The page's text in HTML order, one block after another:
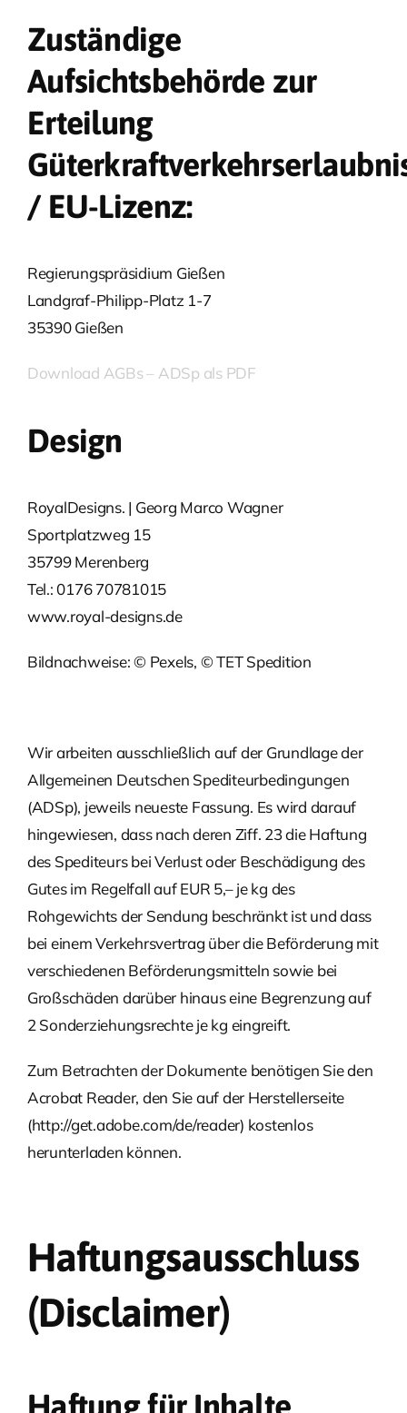
Zuständige
Aufsichtsbehörde zur
Erteilung
/ EU-Lizenz:
Regierungspräsidium Gießen
Landgraf-Philipp-Platz 1-7
35390 Gießen
Download AGBs – ADSp als PDF
Design
RoyalDesigns. | Georg Marco Wagner
Sportplatzweg 15
35799 Merenberg
Tel.: 0176 70781015
www.royal-designs.de
Bildnachweise: © Pexels, © TET Spedition
Wir arbeiten ausschließlich auf der Grundlage der
Allgemeinen Deutschen Spediteurbedingungen
(ADSp), jeweils neueste Fassung. Es wird darauf
hingewiesen, dass nach deren Ziff. 23 die Haftung
des Spediteurs bei Verlust oder Beschädigung des
Gutes im Regelfall auf EUR 5,– je kg des
Rohgewichts der Sendung beschränkt ist und dass
bei einem Verkehrsvertrag über die Beförderung mit
verschiedenen Beförderungsmitteln sowie bei
Großschäden darüber hinaus eine Begrenzung auf
2 Sonderziehungsrechte je kg eingreift.
Zum Betrachten der Dokumente benötigen Sie den
Acrobat Reader, den Sie auf der Herstellerseite
(http://get.adobe.com/de/reader) kostenlos
herunterladen können.
Haftungsausschluss
(Disclaimer)